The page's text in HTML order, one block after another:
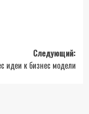
Следующий:
идеи к бизнес модели